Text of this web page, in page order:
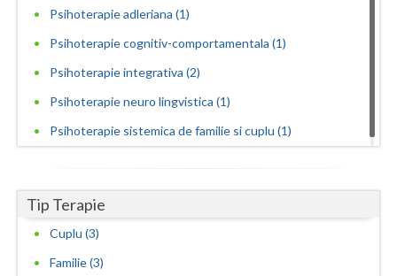
Psihoterapie adleriana (1)
Psihoterapie cognitiv-comportamentala (1)
Psihoterapie integrativa (2)
Psihoterapie neuro lingvistica (1)
Psihoterapie sistemica de familie si cuplu (1)
Tip Terapie
Cuplu (3)
Familie (3)